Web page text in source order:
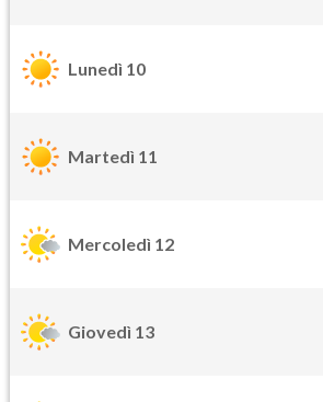
Lunedì 10
Martedì 11
Mercoledì 12
Giovedì 13